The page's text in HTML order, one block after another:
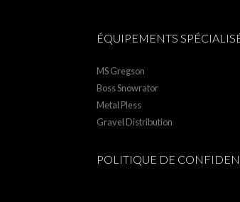
ÉQUIPEMENTS
MS Gregson
Boss Snowrator
Metal Pless
Gravel Distribution
POLITIQUE DE